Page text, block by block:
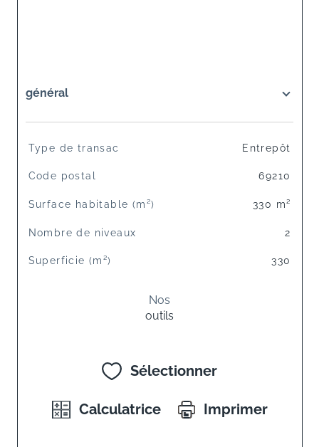
général
TRAD_SIROCCO_Caracteristique
Type de transac Entrepôt
Code postal 69210
Surface habitable (m²) 330 m²
Nombre de niveaux 2
Superficie (m²) 330
Nos
outils
Sélectionner
Calculatrice Imprimer